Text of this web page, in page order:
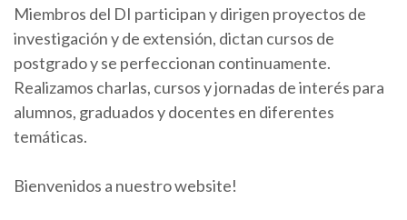
Miembros del DI participan y dirigen proyectos de
investigación y de extensión, dictan cursos de
postgrado y se perfeccionan continuamente.
Realizamos charlas, cursos y jornadas de interés para
alumnos, graduados y docentes en diferentes
temáticas.
Bienvenidos a nuestro website!